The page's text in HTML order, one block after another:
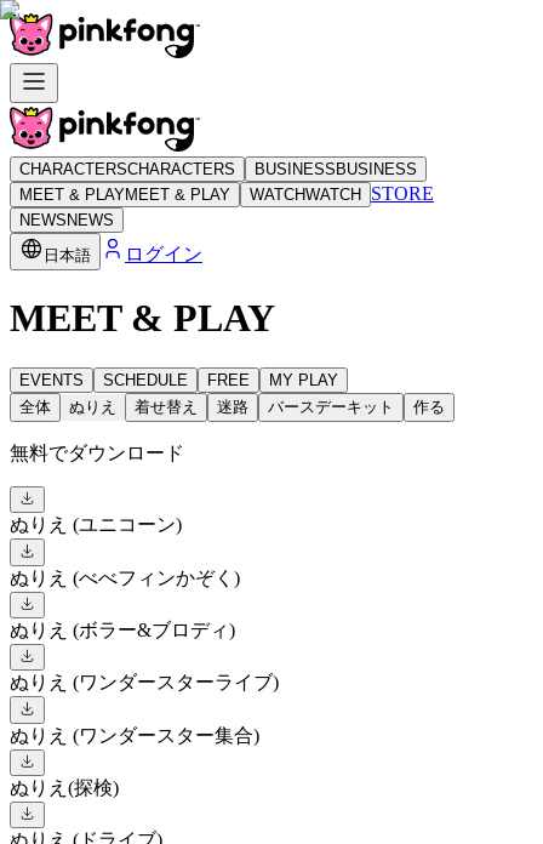
CHARACTERSCHARACTERS BUSINESS BUSINESS
MEET & PLAYMEET & PLAY WATCHWATCH STORE
NEWS NEWS
日本語
ログイン
MEET & PLAY
EVENTS SCHEDULE FREE
MY PLAY
全体
ぬりえ 着せ替え 迷路 バースデーキット 作る
無料でダウンロード
ぬりえ (ユニコーン)
ぬりえ (べべフィンかぞく)
ぬりえ (ボラー&ブロディ)
ぬりえ (ワンダースターライブ)
ぬりえ (ワンダースター集合)
ぬりえ(探検)